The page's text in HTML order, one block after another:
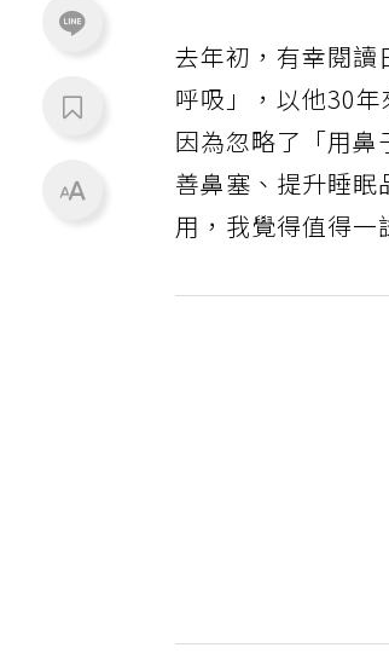
去年初，有幸閱讀
呼吸」，以他30
因為忽略了「用
善鼻塞、提升睡
用，我覺得值得一